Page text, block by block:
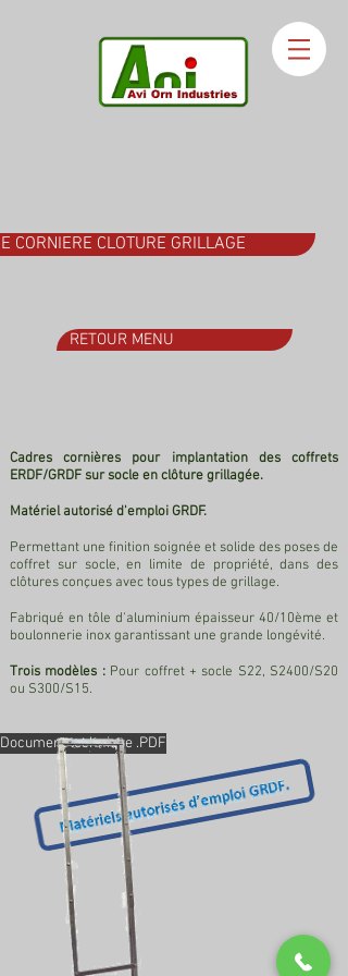
CORNIERE CLOTURE GRILLAGE
RETOUR MENU
Cadres cornières pour implantation des coffrets
ERDF/GRDF sur socle en clôture grillagée.
Matériel autorisé d'emploi GRDF.
Permettant une finition soignée et solide des poses de
coffret sur socle, en limite de propriété, dans des
clôtures conçues avec tous types de grillage.
Fabriqué en tôle d'aluminium épaisseur 40/10ème et
boulonnerie inox garantissant une grande longévité.
Trois modèles : Pour coffret + socle S22, S2400/S20
ou S300/S15.
Document technique .PDF